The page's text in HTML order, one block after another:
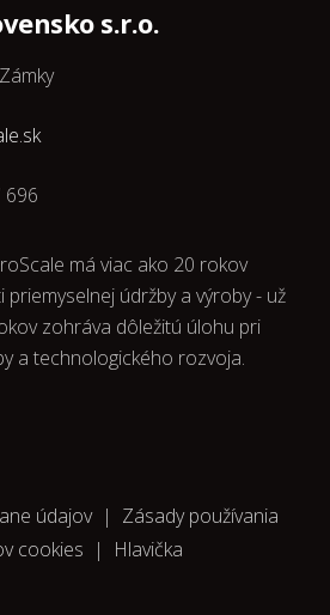
s.r.o.
696
má viac ako 20 rokov
údržby a výroby - už
zohráva dôležitú úlohu pri
a technologického rozvoja.
údajov| Zásady používania
cookies | Hlavička